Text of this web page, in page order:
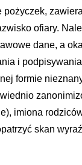
ofiary.
dane, a
i
formie
imiona
skan